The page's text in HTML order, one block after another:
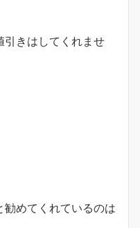
引きはしてくれませ
勧めてくれているのは